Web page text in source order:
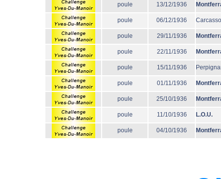
poule 13/12/1936
poule 06/12/1936
poule 29/11/1936
poule 22/11/1936
poule 15/11/1936
poule 01/11/1936
poule 25/10/1936
poule 11/10/1936 L.O.U.
poule 04/10/1936